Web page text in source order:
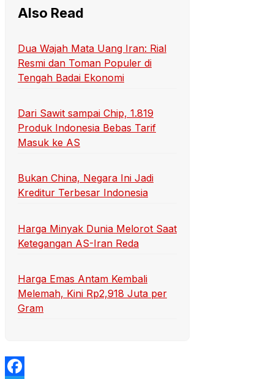
Also Read
Dua Wajah Mata Uang Iran: Rial
Resmi dan Toman Populer di
Tengah Badai Ekonomi
Dari Sawit sampai Chip, 1.819
Produk Indonesia Bebas Tarif
Masuk ke AS
Bukan China, Negara Ini Jadi
Kreditur Terbesar Indonesia
Harga Minyak Dunia Melorot Saat
Ketegangan AS-Iran Reda
Harga Emas Antam Kembali
Melemah, Kini Rp2,918 Juta per
Gram